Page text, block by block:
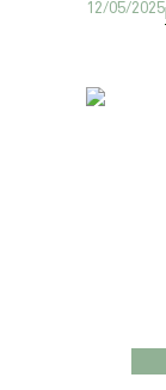
12/05/2025